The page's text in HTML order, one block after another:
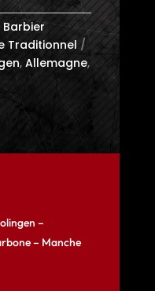
Barbier
Traditionnel
, Allemagne,
–
– Manche